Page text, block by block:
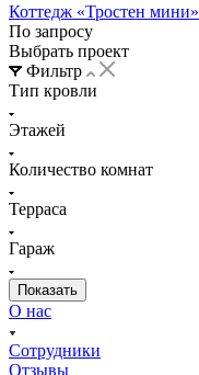
Коттедж «Тростен мини»
По запросу
Выбрать проект
Фильтр
Тип кровли
Этажей
Количество комнат
Терраса
Гараж
О нас
Сотрудники
Отзывы